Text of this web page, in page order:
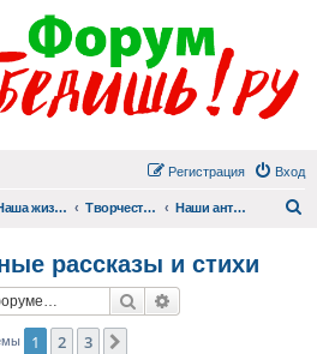
Вход
Регистрация
Наша жизнь (не всё же о суициде!) Творчество Наши антисуицидные рассказы и стихи
рассказы и стихи
Поиск
1 2 3